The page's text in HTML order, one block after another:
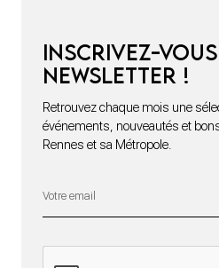
Inscrivez-
newsletter !
Retrouvez chaque mois une
événements, nouveautés et
Rennes et sa Métropole.